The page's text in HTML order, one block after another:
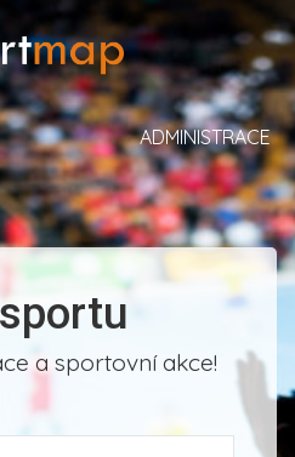
ADMINISTRACE
a sportovní akce!